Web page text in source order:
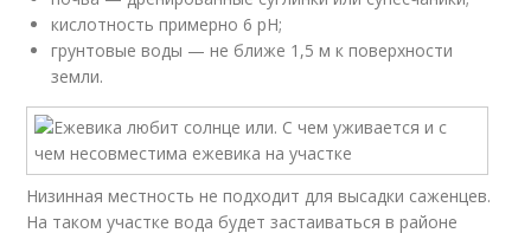
кислотность примерно 6 рН;
грунтовые воды — не ближе 1,5 м к поверхности
земли.
Низинная местность не подходит для высадки саженцев.
На таком участке вода будет застаиваться в районе